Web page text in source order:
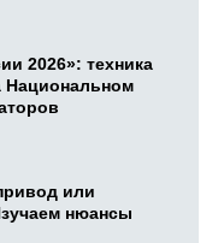
2026»: техника
Национальном
или
нюансы